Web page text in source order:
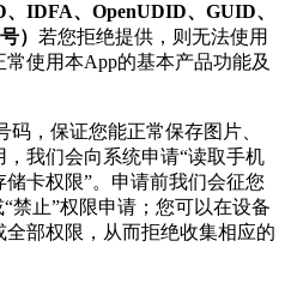
IDFA、OpenUDID、GUID、
） 若您拒绝提供，则无法使用
使用本App的基本产品功能及
，保证您能正常保存图片、
我们会向系统申请“读取手机
卡权限”。申请前我们会征您
禁止”权限申请；您可以在设备
部权限，从而拒绝收集相应的